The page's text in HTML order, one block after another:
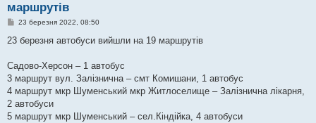
маршрутів
П
в
о
м
л
е
н
я
23 березня 2022, 08:50
23 березня автобуси вийшли на 19 маршрутів
Садово-Херсон – 1 автобус
3 маршрут вул. Залізнична – смт Комишани, 1 автобус
4 маршрут мкр Шуменський мкр Житлоселище – Залізнична лікарня,
2 автобуси
5 маршрут мкр Шуменський – сел.Кіндійка, 4 автобуси